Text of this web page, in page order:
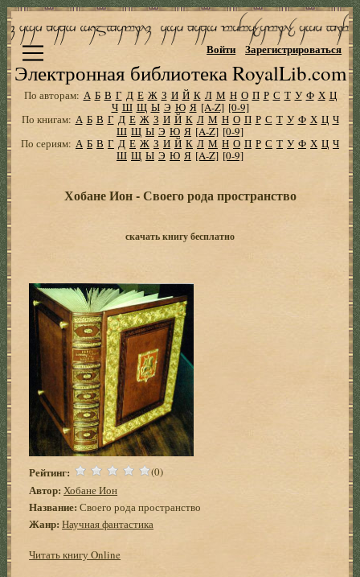
Электронная библиотека RoyalLib.com
Войти Зарегистрироваться
По авторам: А Б В Г Д Е Ж З И Й К Л М Н О П Р С Т У Ф Х Ц
Ч Ш Щ Ы Э Ю Я [A-Z] [0-9]
По книгам: А Б В Г Д Е Ж З И Й К Л М Н О П Р С Т У Ф Х Ц Ч
Ш Щ Ы Э Ю Я [A-Z] [0-9]
По сериям: А Б В Г Д Е Ж З И Й К Л М Н О П Р С Т У Ф Х Ц Ч
Ш Щ Ы Э Ю Я [A-Z] [0-9]
Хобане Ион - Своего рода пространство
скачать книгу бесплатно
Рейтинг: (0)
Автор: Хобане Ион
Название: Своего рода пространство
Жанр: Научная фантастика
Читать книгу Online